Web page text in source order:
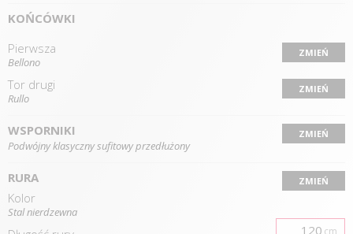
KOŃCÓWKI
Pierwsza
Bellono
ZMIEŃ
Tor drugi
Rullo
ZMIEŃ
WSPORNIKI
Podwójny klasyczny sufitowy przedłużony
ZMIEŃ
RURA ZMIEŃ
Kolor
Stal nierdzewna
cm